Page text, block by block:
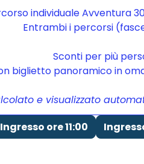
individuale Avventura
Entrambi i percorsi
Sconti per più
biglietto panoramico in
e visualizzato
Ingresso ore 11:00